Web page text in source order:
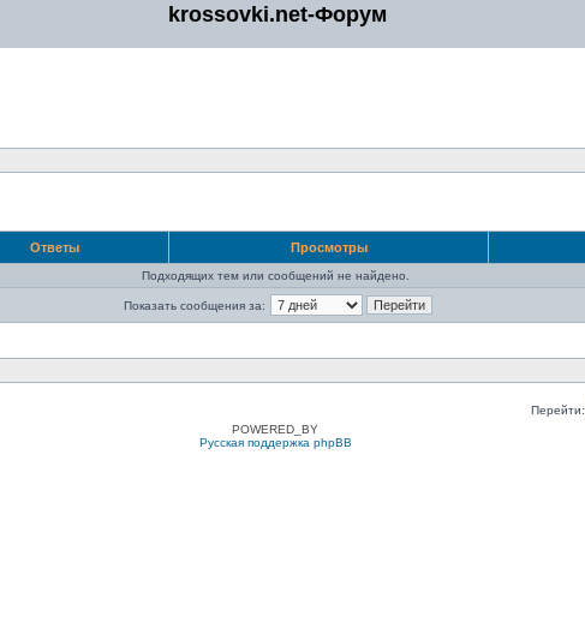
krossovki.net-Форум
Ответы Просмотры
Подходящих тем или сообщений не найдено.
Показать сообщения за:
Перейти:
POWERED_BY
Русская поддержка phpBB